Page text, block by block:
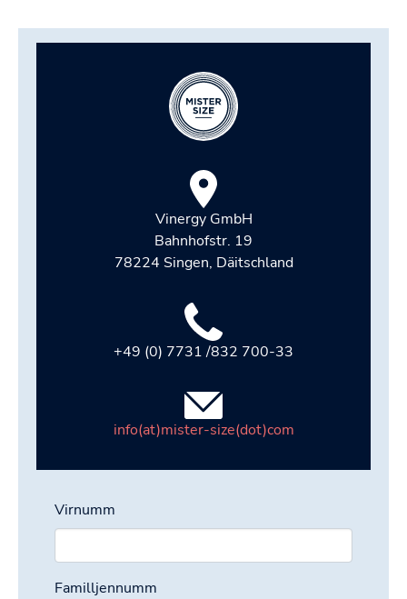
Vinergy GmbH
Bahnhofstr. 19
78224 Singen, Däitschland
+49 (0) 7731 /832 700-33
info(at)mister-size(dot)com
Virnumm
Familljennumm